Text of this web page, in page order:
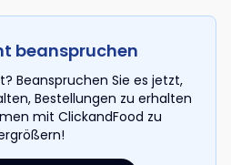
beanspruchen
Beanspruchen Sie es jetzt,
Bestellungen zu erhalten
mit ClickandFood zu